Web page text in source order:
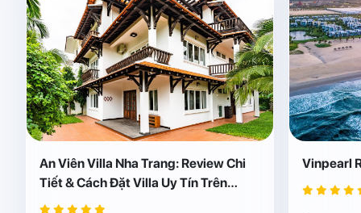
An Viên Villa Nha Trang: Review Chi
Tiết & Cách Đặt Villa Uy Tín Trên
Abogo
Vinpearl